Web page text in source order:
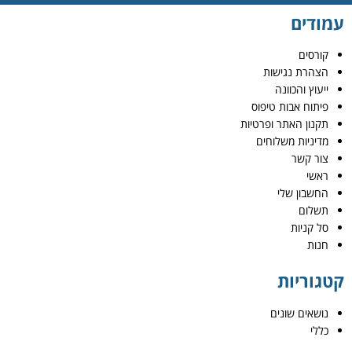
עמודים
קורסים
הצהרת נגישות
ייעוץ והכוונה
פיתוח אבות טיפוס
תקנון האתר ופרטיות
מדיניות משלוחים
צור קשר
ראשי
החשבון שלי
תשלום
סל קניות
חנות
קטגוריות
נושאים שונים
כללי